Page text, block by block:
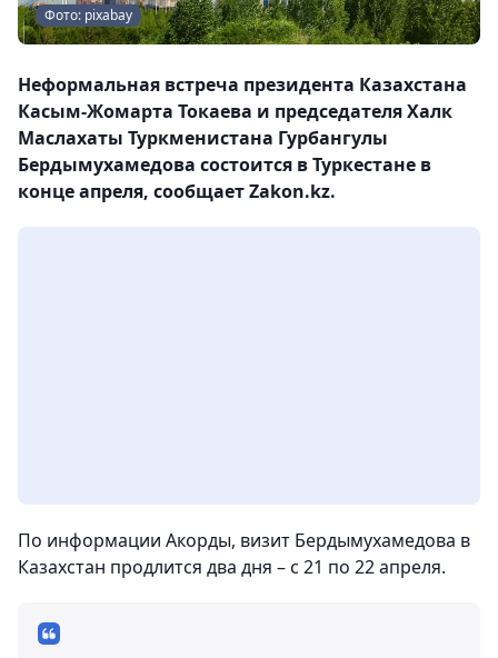
Фото: pixabay
Неформальная встреча президента Казахстана
Касым-Жомарта Токаева и председателя Халк
Маслахаты Туркменистана Гурбангулы
Бердымухамедова состоится в Туркестане в
конце апреля, сообщает Zakon.kz.
По информации Акорды, визит Бердымухамедова в
Казахстан продлится два дня – с 21 по 22 апреля.